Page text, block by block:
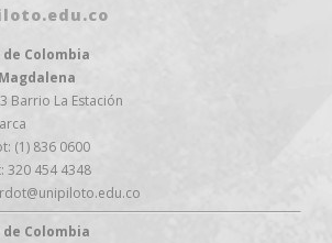
Colombia
Barrio La Estación
(1) 836 0600
320 454 4348
Colombia